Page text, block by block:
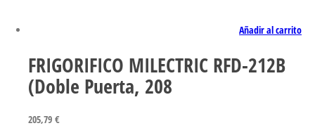
Añadir al carrito
FRIGORIFICO MILECTRIC RFD-212B
(Doble Puerta, 208
205,79 €